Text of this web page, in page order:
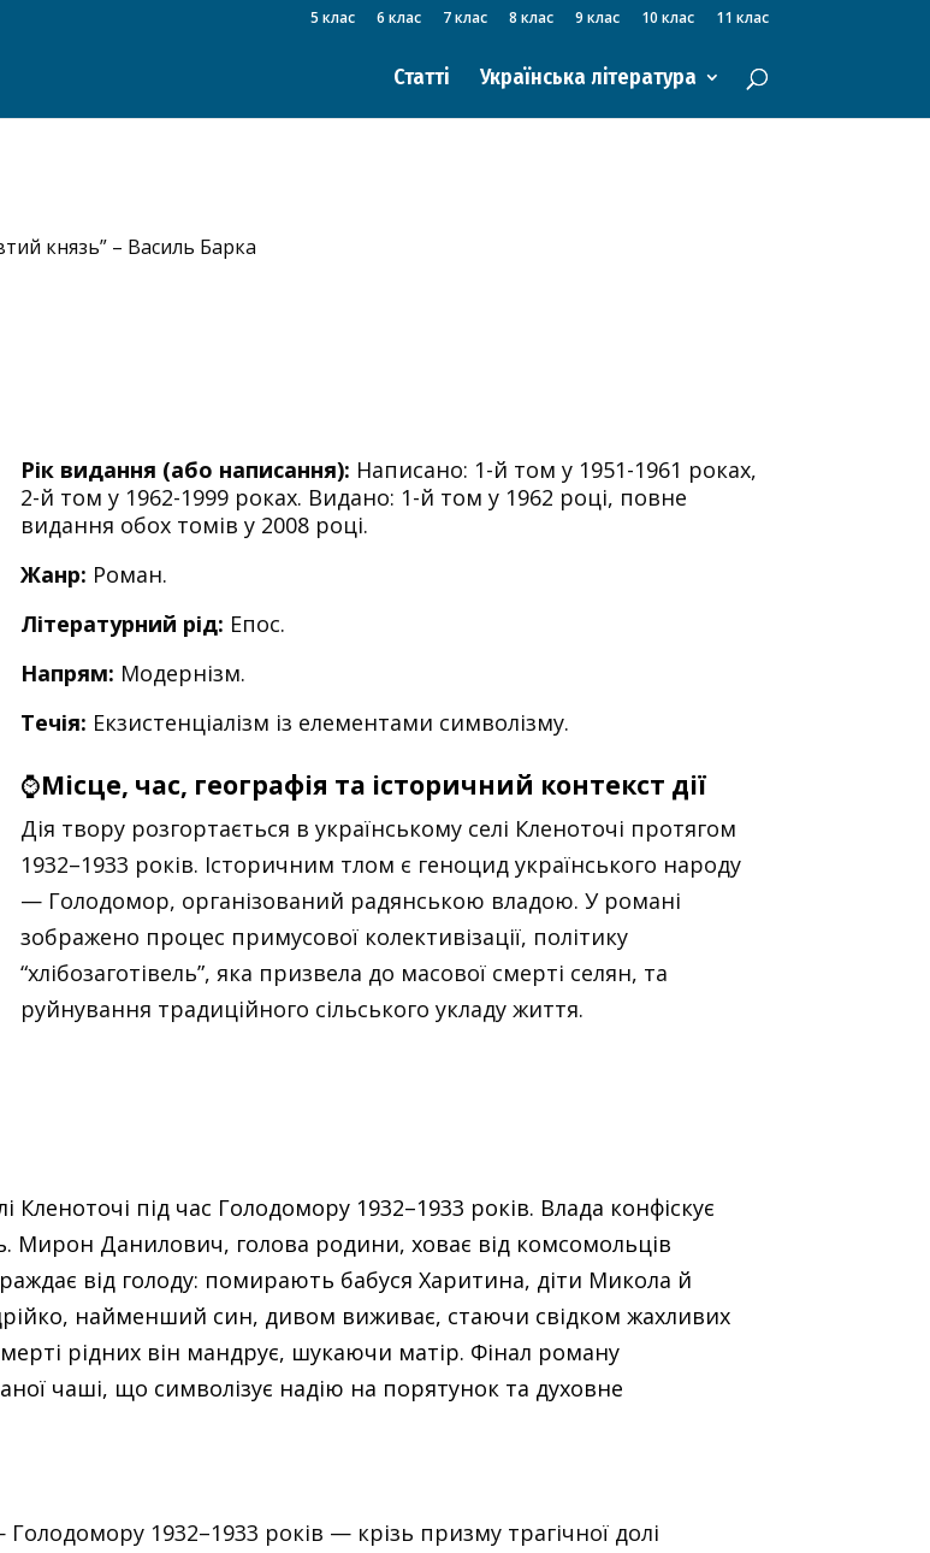
5 клас 6 клас 7 клас 8 клас 9 клас 10 клас 11 клас
Статті Українська література
князь” – Василь Барка
Рік видання (або написання): Написано: 1-й том у 1951-1961 роках,
2-й том у 1962-1999 роках. Видано: 1-й том у 1962 році, повне
видання обох томів у 2008 році.
Жанр: Роман.
Літературний рід: Епос.
Напрям: Модернізм.
Течія: Екзистенціалізм із елементами символізму.
⌚Місце, час, географія та історичний контекст дії
Дія твору розгортається в українському селі Кленоточі протягом
1932–1933 років. Історичним тлом є геноцид українського народу
— Голодомор, організований радянською владою. У романі
зображено процес примусової колективізації, політику
“хлібозаготівель”, яка призвела до масової смерті селян, та
руйнування традиційного сільського укладу життя.
під час Голодомору 1932–1933 років. Влада конфіскує
Мирон Данилович, голова родини, ховає від комсомольців
від голоду: помирають бабуся Харитина, діти Микола й
найменший син, дивом виживає, стаючи свідком жахливих
рідних він мандрує, шукаючи матір. Фінал роману
чаші, що символізує надію на порятунок та духовне
1932–1933 років — крізь призму трагічної долі